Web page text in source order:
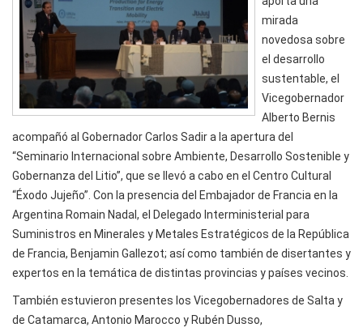
mirada
novedosa sobre
el desarrollo
sustentable, el
Vicegobernador
Alberto Bernis
acompañó al Gobernador Carlos Sadir a la apertura del
“Seminario Internacional sobre Ambiente, Desarrollo Sostenible y
Gobernanza del Litio”, que se llevó a cabo en el Centro Cultural
“Éxodo Jujeño”. Con la presencia del Embajador de Francia en la
Argentina Romain Nadal, el Delegado Interministerial para
Suministros en Minerales y Metales Estratégicos de la República
de Francia, Benjamin Gallezot; así como también de disertantes y
expertos en la temática de distintas provincias y países vecinos.
También estuvieron presentes los Vicegobernadores de Salta y
de Catamarca, Antonio Marocco y Rubén Dusso,